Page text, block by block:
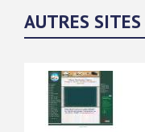
AUTRES SITES